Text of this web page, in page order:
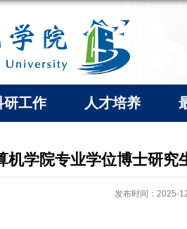
研工作 人才培养
机学院专业学位博士研究
发布时间：2025-